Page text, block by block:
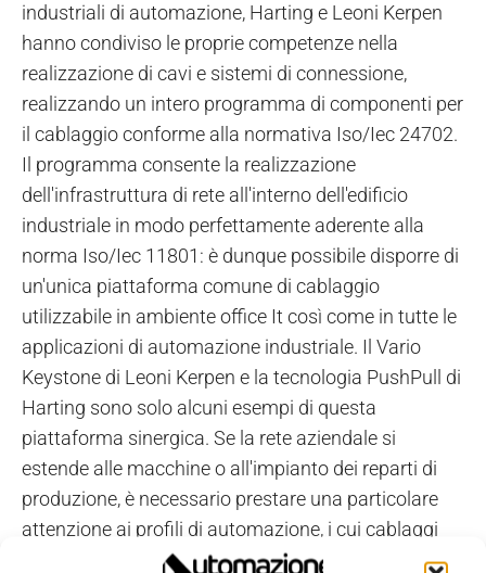
industriali di automazione, Harting e Leoni Kerpen
hanno condiviso le proprie competenze nella
realizzazione di cavi e sistemi di connessione,
realizzando un intero programma di componenti per
il cablaggio conforme alla normativa Iso/Iec 24702.
Il programma consente la realizzazione
dell'infrastruttura di rete all'interno dell'edificio
industriale in modo perfettamente aderente alla
norma Iso/Iec 11801: è dunque possibile disporre di
un'unica piattaforma comune di cablaggio
utilizzabile in ambiente office It così come in tutte le
applicazioni di automazione industriale. Il Vario
Keystone di Leoni Kerpen e la tecnologia PushPull di
Harting sono solo alcuni esempi di questa
piattaforma sinergica. Se la rete aziendale si
estende alle macchine o all'impianto dei reparti di
produzione, è necessario prestare una particolare
attenzione ai profili di automazione, i cui cablaggi
sono definiti nelle parti specifiche della norma Iec